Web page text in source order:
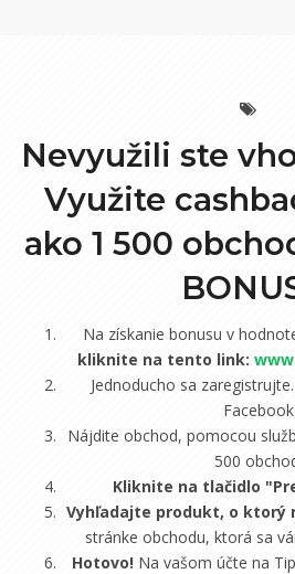
Nevyužili ste
Využite
ako 1 500
Na získanie bonusu v
kliknite na tento link:
Jednoducho sa
Nájdite obchod, pomocou
500
Kliknite na tlačidlo
Vyhľadajte produkt, o ktorý
stránke obchodu, ktorá sa
Hotovo! Na vašom účte na